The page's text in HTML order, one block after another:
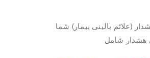
(علائم بالینی بیمار) شما
هشدار شامل